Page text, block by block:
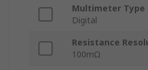
Multimeter Type
Digital
Resistance
100mΩ